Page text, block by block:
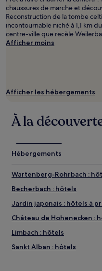
chaussures de marche et
Reconstruction de la tombe
incontournable niché à 1,1 km
centre-ville que recèle
Afficher moins
Afficher les hébergements
À la
Hébergements
Wartenberg-Rohrbach :
Becherbach : hôtels
Jardin japonais : hôtels à
Château de Hohenecken :
Limbach : hôtels
Sankt Alban : hôtels